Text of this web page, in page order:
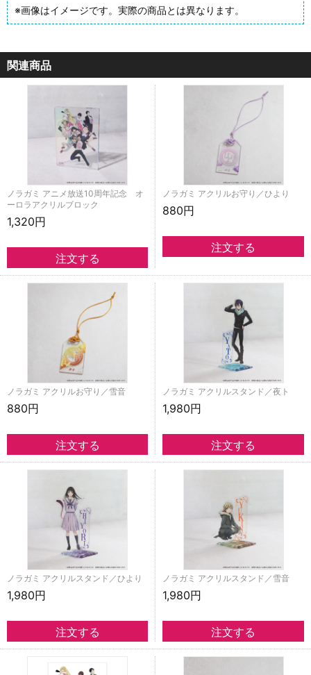
※画像はイメージです。実際の商品とは異なります。
関連商品
ノラガミ アニメ放送10周年記念 オ
ーロラアクリルブロック
1,320円
ノラガミ アクリルお守り／ひより
880円
ノラガミ アクリルお守り／雪音
880円
ノラガミ アクリルスタンド／夜ト
1,980円
ノラガミ アクリルスタンド／ひより
1,980円
ノラガミ アクリルスタンド／雪音
1,980円